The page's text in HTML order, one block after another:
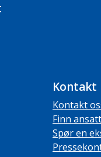
Kontakt
Kontakt
Finn
Spør en